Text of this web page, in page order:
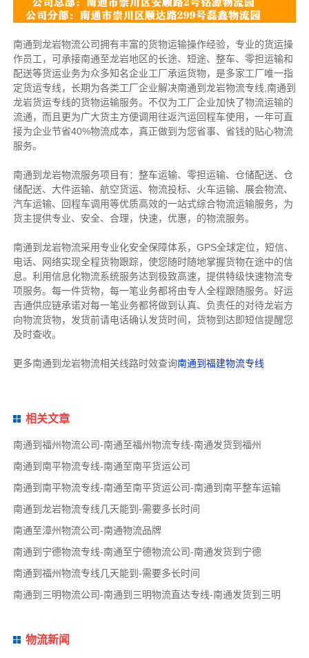
南通到龙岩物流公司拥有丰富的货物运输操作经验，专业的货运操
作员工，可承接南通至龙岩地区的长途、短途、整车、零担运输和
配送等货运业务为众多知名企业工厂承运货物，是多家工厂唯一指
定货运专线，长期为各类工厂企业解决南通到龙岩物流专线,南通到
龙岩货运专线的货物运输服务。不仅为工厂企业加快了物流运输的
流通，而且更为广大货主方便调用往返汽运回程车使用，一年可直
接为企业节省40%物流成本，真正做到为您省事、省钱的贴心物流
服务。
南通到龙岩物流服务项目有：整车运输、零担运输、仓储配送、仓
储配送、大件运输、航空货运、物流投标、 火车运输、 展会物流、
汽车运输、
回程车调用等优质高效的一站式综合物流运输服务， 为
货主提供专业、安全、 合理，快速，优惠， 的物流服务。
南通到龙岩物流采用专业化安全保障体系，GPS全球定位，短信、
电话、网络实现全程货物跟踪，使您随时随地掌握货物在途中的信
息。利用信息化物流系统服务达到极致高速，提供特级快速物流专
项服务。每一件货物，每一笔业务都将由专人全程跟随服务。好运
吉通供应链承诺对每一笔业务都将做到认真、负责任的对待龙岩方
向物流货物，发货前请电话确认发货时间，货物到达即短信提醒您
及时查收。
更多南通到龙岩物流相关线路时效查询南通到福建物流专线
相关文章
南通到福州物流公司-南通至福州物流专线-南通发货到福州
南通到南平物流专线-南通至南平货运公司
南通到南平物流专线-南通至南平货运公司-南通到南平整车运输
南通到龙岩物流专线几天能到-需要多长时间
南通至漳州物流公司-南通物流品牌
南通到宁德物流专线-南通至宁德物流公司-南通发货到宁德
南通到福州物流专线几天能到-需要多长时间
南通到三明物流公司-南通到三明物流直达专线-南通发货到三明
物流新闻